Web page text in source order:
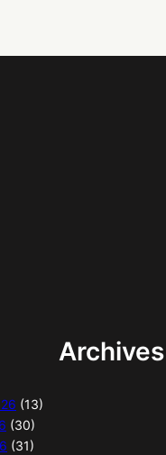
Archives
(13)
(30)
(31)